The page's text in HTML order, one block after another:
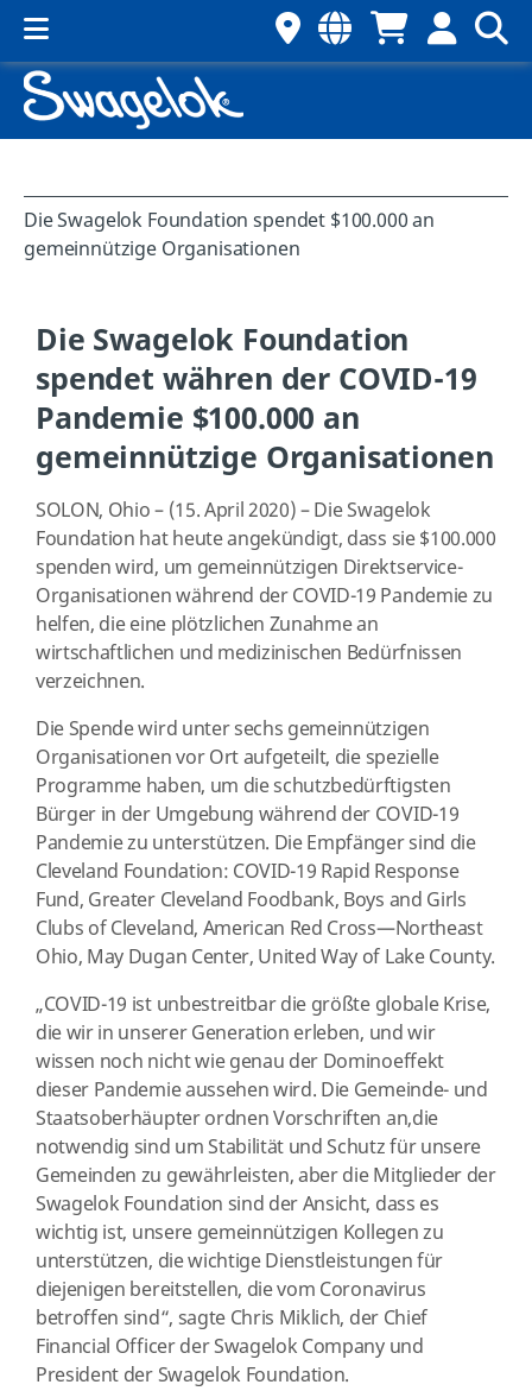
Die Swagelok Foundation spendet $100.000 an
gemeinnützige Organisationen
Die Swagelok Foundation
spendet währen der COVID-19
Pandemie $100.000 an
gemeinnützige Organisationen
SOLON, Ohio – (15. April 2020) – Die Swagelok
Foundation hat heute angekündigt, dass sie $100.000
spenden wird, um gemeinnützigen Direktservice-
Organisationen während der COVID-19 Pandemie zu
helfen, die eine plötzlichen Zunahme an
wirtschaftlichen und medizinischen Bedürfnissen
verzeichnen.
Die Spende wird unter sechs gemeinnützigen
Organisationen vor Ort aufgeteilt, die spezielle
Programme haben, um die schutzbedürftigsten
Bürger in der Umgebung während der COVID-19
Pandemie zu unterstützen. Die Empfänger sind die
Cleveland Foundation: COVID-19 Rapid Response
Fund, Greater Cleveland Foodbank, Boys and Girls
Clubs of Cleveland, American Red Cross—Northeast
Ohio, May Dugan Center, United Way of Lake County.
„COVID-19 ist unbestreitbar die größte globale Krise,
die wir in unserer Generation erleben, und wir
wissen noch nicht wie genau der Dominoeffekt
dieser Pandemie aussehen wird. Die Gemeinde- und
Staatsoberhäupter ordnen Vorschriften an,die
notwendig sind um Stabilität und Schutz für unsere
Gemeinden zu gewährleisten, aber die Mitglieder der
Swagelok Foundation sind der Ansicht, dass es
wichtig ist, unsere gemeinnützigen Kollegen zu
unterstützen, die wichtige Dienstleistungen für
diejenigen bereitstellen, die vom Coronavirus
betroffen sind“, sagte Chris Miklich, der Chief
Financial Officer der Swagelok Company und
President der Swagelok Foundation.